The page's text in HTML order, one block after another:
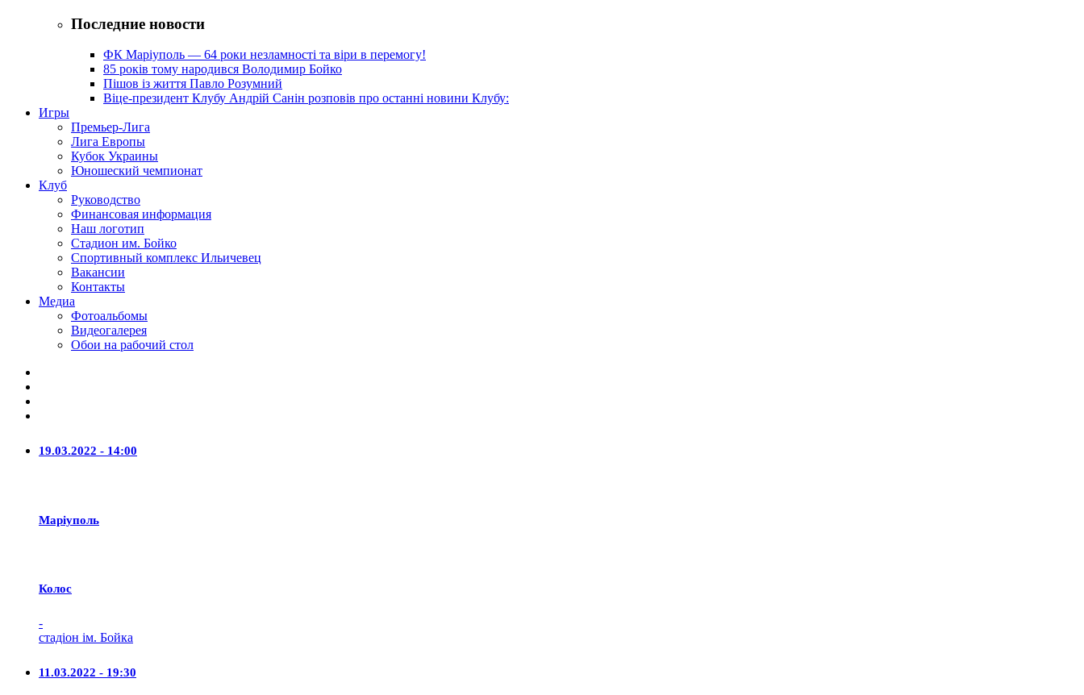
Последние новости
ФК Маріуполь — 64 роки незламності та віри в перемогу!
85 років тому народився Володимир Бойко
Пішов із життя Павло Розумний
Віце-президент Клубу Андрій Санін розповів про останні новини Клубу:
Игры
Премьер-Лига
Лига Европы
Кубок Украины
Юношеский чемпионат
Клуб
Руководство
Финансовая информация
Наш логотип
Стадион им. Бойко
Спортивный комплекс Ильичевец
Вакансии
Контакты
Медиа
Фотоальбомы
Видеогалерея
Обои на рабочий стол
19.03.2022 - 14:00
Маріуполь
Колос
-
стадіон ім. Бойка
11.03.2022 - 19:30